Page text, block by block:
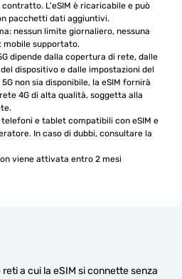
L'eSIM è ricaricabile e può
pacchetti dati aggiuntivi.
nessun limite giornaliero, nessuna
mobile supportato.
dipende dalla copertura di rete, dalle
dispositivo e dalle impostazioni del
non sia disponibile, la eSIM fornirà
4G di alta qualità, soggetta alla
e tablet compatibili con eSIM e
In caso di dubbi, consultare la
viene attivata entro 2 mesi
a cui la eSIM si connette senza